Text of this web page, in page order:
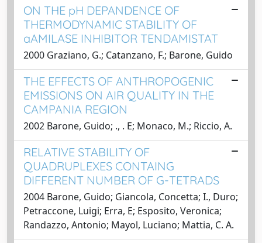
ON THE pH DEPANDENCE OF
THERMODYNAMIC STABILITY OF
aAMILASE INHIBITOR TENDAMISTAT
2000 Graziano, G.; Catanzano, F.; Barone, Guido
THE EFFECTS OF ANTHROPOGENIC
EMISSIONS ON AIR QUALITY IN THE
CAMPANIA REGION
2002 Barone, Guido; ., . E; Monaco, M.; Riccio, A.
RELATIVE STABILITY OF
QUADRUPLEXES CONTAING
DIFFERENT NUMBER OF G-TETRADS
2004 Barone, Guido; Giancola, Concetta; I., Duro;
Petraccone, Luigi; Erra, E; Esposito, Veronica;
Randazzo, Antonio; Mayol, Luciano; Mattia, C. A.